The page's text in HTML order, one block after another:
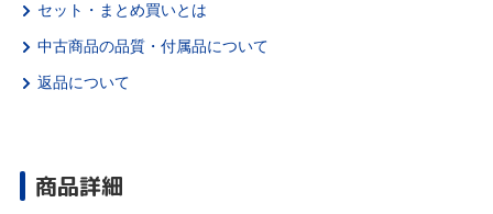
セット・まとめ買いとは
中古商品の品質・付属品について
返品について
商品詳細